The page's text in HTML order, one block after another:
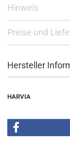
Hinweis
Preise und
Hersteller
HARVIA